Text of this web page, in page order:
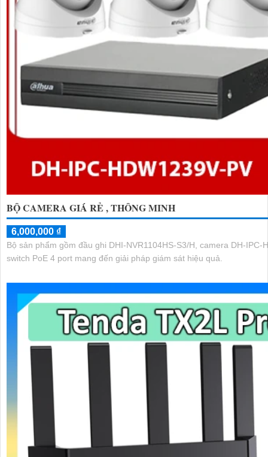
BỘ CAMERA GIÁ RẺ , THÔNG MINH
6,000,000 ₫
Bộ sản phẩm gồm đầu ghi DHI-NVR1104HS-S3/H, camera DH-IPC-
switch PoE 4 port mang đến giải pháp giám sát hiệu quả.